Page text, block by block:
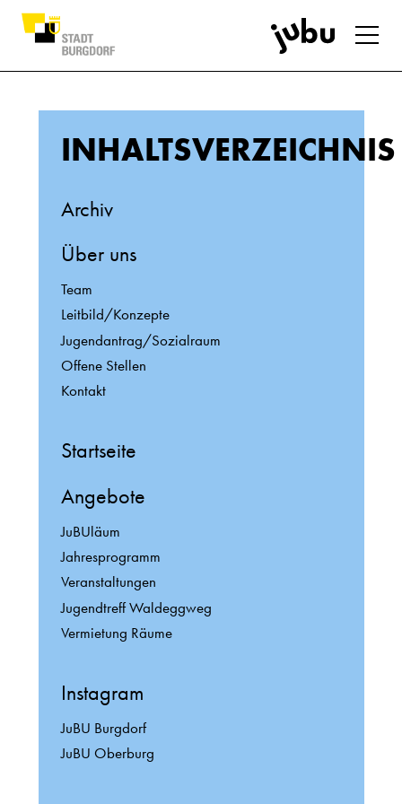
INHALTSVERZEICHNIS
Archiv
Über uns
Team
Leitbild/Konzepte
Jugendantrag/Sozialraum
Offene Stellen
Kontakt
Startseite
Angebote
JuBUläum
Jahresprogramm
Veranstaltungen
Jugendtreff Waldeggweg
Vermietung Räume
Instagram
JuBU Burgdorf
JuBU Oberburg